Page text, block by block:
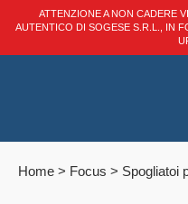
ATTENZIONE A NON CADERE
AUTENTICO DI SOGESE S.R.L., IN
Home > Focus > Spogliatoi